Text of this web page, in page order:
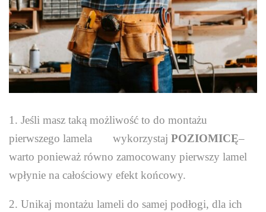
1. Jeśli masz taką możliwość to do montażu
pierwszego lamela wykorzystaj POZIOMICĘ–
warto ponieważ równo zamocowany pierwszy lamel
wpłynie na całościowy efekt końcowy.
2. Unikaj montażu lameli do samej podłogi, dla ich